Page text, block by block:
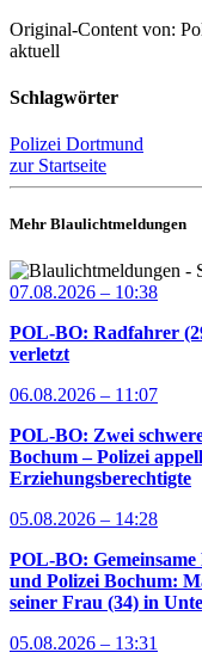
Original-Content von:
aktuell
Schlagwörter
Polizei Dortmund
zur Startseite
Mehr Blaulichtmeldungen
07.08.2026 – 10:38
POL-BO: Radfahrer
verletzt
06.08.2026 – 11:07
POL-BO: Zwei
Bochum – Polizei
Erziehungsberechtigte
05.08.2026 – 14:28
POL-BO:
und Polizei Bochum:
seiner Frau (34) in
05.08.2026 – 13:31